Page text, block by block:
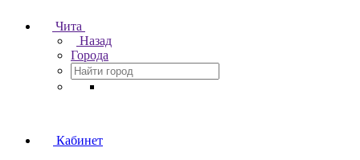
Чита
Назад
Города
Кабинет